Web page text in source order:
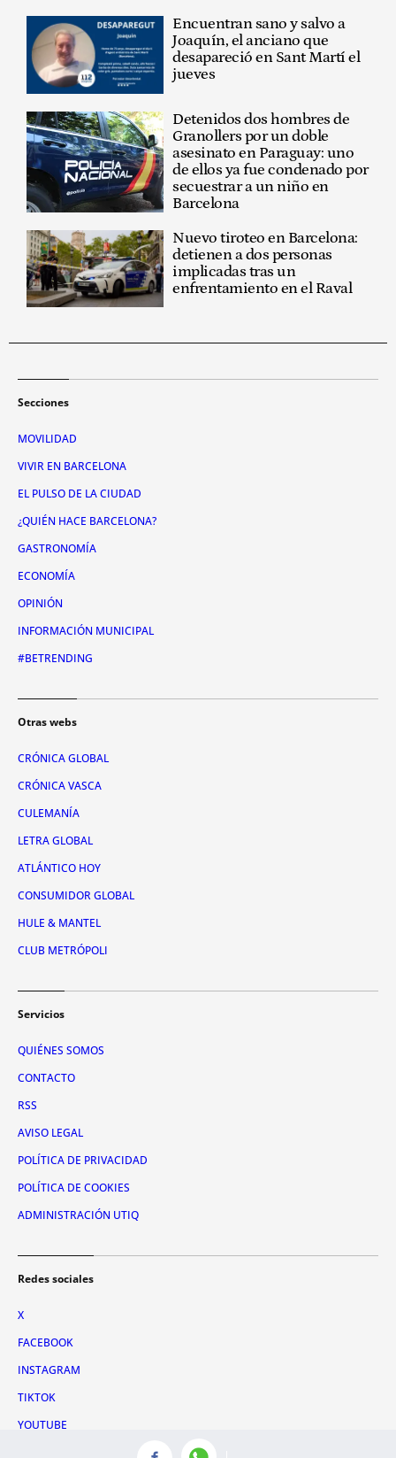
Encuentran sano y salvo a
Joaquín, el anciano que
desapareció en Sant Martí el
jueves
Detenidos dos hombres de
Granollers por un doble
asesinato en Paraguay: uno
de ellos ya fue condenado por
secuestrar a un niño en
Barcelona
Nuevo tiroteo en Barcelona:
detienen a dos personas
implicadas tras un
enfrentamiento en el Raval
Secciones
MOVILIDAD
VIVIR EN BARCELONA
EL PULSO DE LA CIUDAD
¿QUIÉN HACE BARCELONA?
GASTRONOMÍA
ECONOMÍA
OPINIÓN
INFORMACIÓN MUNICIPAL
#BETRENDING
Otras webs
CRÓNICA GLOBAL
CRÓNICA VASCA
CULEMANÍA
LETRA GLOBAL
ATLÁNTICO HOY
CONSUMIDOR GLOBAL
HULE & MANTEL
CLUB METRÓPOLI
Servicios
QUIÉNES SOMOS
CONTACTO
RSS
AVISO LEGAL
POLÍTICA DE PRIVACIDAD
POLÍTICA DE COOKIES
ADMINISTRACIÓN UTIQ
Redes sociales
X
FACEBOOK
INSTAGRAM
TIKTOK
YOUTUBE